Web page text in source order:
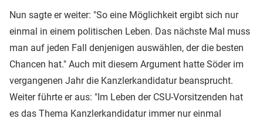
Nun sagte er weiter: "So eine Möglichkeit ergibt sich nur
einmal in einem politischen Leben. Das nächste Mal muss
man auf jeden Fall denjenigen auswählen, der die besten
Chancen hat." Auch mit diesem Argument hatte Söder im
vergangenen Jahr die Kanzlerkandidatur beansprucht.
Weiter führte er aus: "Im Leben der CSU-Vorsitzenden hat
es das Thema Kanzlerkandidatur immer nur einmal